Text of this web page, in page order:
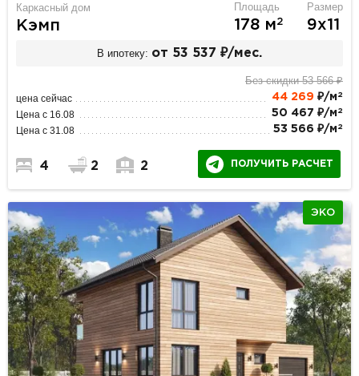
Каркасный дом
Кэмп
Площадь
178 м2
Размер
9х11
В ипотеку: от 53 537 ₽/мес.
Без скидки 53 566 ₽
цена сейчас 44 269 ₽/м 2
Цена с 16.08 50 467 ₽/м 2
Цена с 31.08 53 566 ₽/м 2
4 2 2 ПОЛУЧИТЬ РАСЧЕТ
ЭКО